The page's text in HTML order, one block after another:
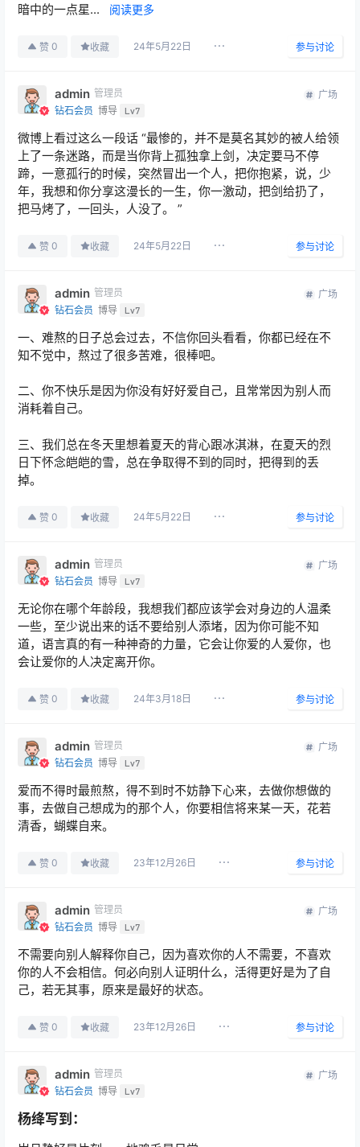
暗中的一点星...
阅读更多
赞 0 收藏 24年5月22日 参与讨论
admin 管理员
钻石会员 博导 Lv7
广场
微博上看过这么一段话 “最惨的，并不是莫名其妙的被人给领
上了一条迷路，而是当你背上孤独拿上剑，决定要马不停
蹄，一意孤行的时候，突然冒出一个人，把你抱紧，说，少
年，我想和你分享这漫长的一生，你一激动，把剑给扔了，
把马烤了，一回头，人没了。 ”
赞 0 收藏 24年5月22日 参与讨论
admin 管理员
钻石会员 博导 Lv7
广场
一、难熬的日子总会过去，不信你回头看看，你都已经在不
知不觉中，熬过了很多苦难，很棒吧。
二、你不快乐是因为你没有好好爱自己，且常常因为别人而
消耗着自己。
三、我们总在冬天里想着夏天的背心跟冰淇淋，在夏天的烈
日下怀念皑皑的雪，总在争取得不到的同时，把得到的丢
掉。
赞 0 收藏 24年5月22日 参与讨论
admin 管理员
钻石会员 博导 Lv7
广场
无论你在哪个年龄段，我想我们都应该学会对身边的人温柔
一些，至少说出来的话不要给别人添堵，因为你可能不知
道，语言真的有一种神奇的力量，它会让你爱的人爱你，也
会让爱你的人决定离开你。
赞 0 收藏 24年3月18日 参与讨论
admin 管理员
钻石会员 博导 Lv7
广场
爱而不得时最煎熬，得不到时不妨静下心来，去做你想做的
事，去做自己想成为的那个人，你要相信将来某一天，花若
清香，蝴蝶自来。
赞 0 收藏 23年12月26日 参与讨论
admin 管理员
钻石会员 博导 Lv7
广场
不需要向别人解释你自己，因为喜欢你的人不需要，不喜欢
你的人不会相信。何必向别人证明什么，活得更好是为了自
己，若无其事，原来是最好的状态。
赞 0 收藏 23年12月26日 参与讨论
admin 管理员
钻石会员 博导 Lv7
广场
杨绛写到：